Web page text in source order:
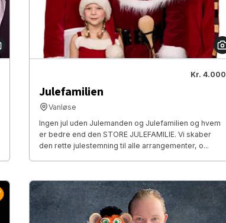
Kr. 4.000
Julefamilien
Vanløse
Ingen jul uden Julemanden og Julefamilien og hvem
er bedre end den STORE JULEFAMILIE. Vi skaber
den rette julestemning til alle arrangementer, o...